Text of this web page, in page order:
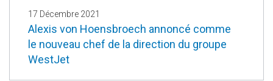
17 Décembre 2021
Alexis von Hoensbroech annoncé comme
le nouveau chef de la direction du groupe
WestJet